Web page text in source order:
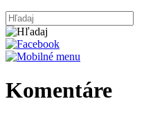
Komentáre